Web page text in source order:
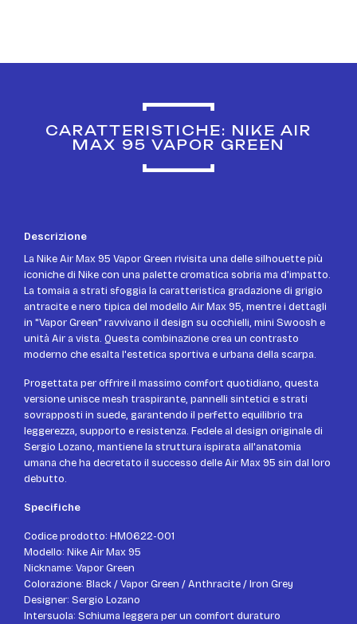
CARATTERISTICHE: NIKE AIR
MAX 95 VAPOR GREEN
Descrizione
La Nike Air Max 95 Vapor Green rivisita una delle silhouette più
iconiche di Nike con una palette cromatica sobria ma d'impatto.
La tomaia a strati sfoggia la caratteristica gradazione di grigio
antracite e nero tipica del modello Air Max 95, mentre i dettagli
in "Vapor Green" ravvivano il design su occhielli, mini Swoosh e
unità Air a vista. Questa combinazione crea un contrasto
moderno che esalta l'estetica sportiva e urbana della scarpa.
Progettata per offrire il massimo comfort quotidiano, questa
versione unisce mesh traspirante, pannelli sintetici e strati
sovrapposti in suede, garantendo il perfetto equilibrio tra
leggerezza, supporto e resistenza. Fedele al design originale di
Sergio Lozano, mantiene la struttura ispirata all'anatomia
umana che ha decretato il successo delle Air Max 95 sin dal loro
debutto.
Specifiche
Codice prodotto: HM0622-001
Modello: Nike Air Max 95
Nickname: Vapor Green
Colorazione: Black / Vapor Green / Anthracite / Iron Grey
Designer: Sergio Lozano
Intersuola: Schiuma leggera per un comfort duraturo